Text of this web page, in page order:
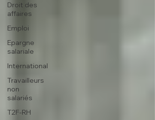
Droit des
affaires
Emploi
Epargne
salariale
International
Travailleurs
non
salariés
T2F-RH